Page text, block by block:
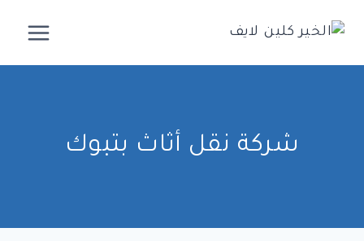
إلى
المحتوى
شركة نقل أثاث بتبوك